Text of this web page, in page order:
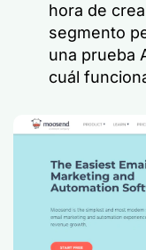
hora de
segmento
una prueba
cuál